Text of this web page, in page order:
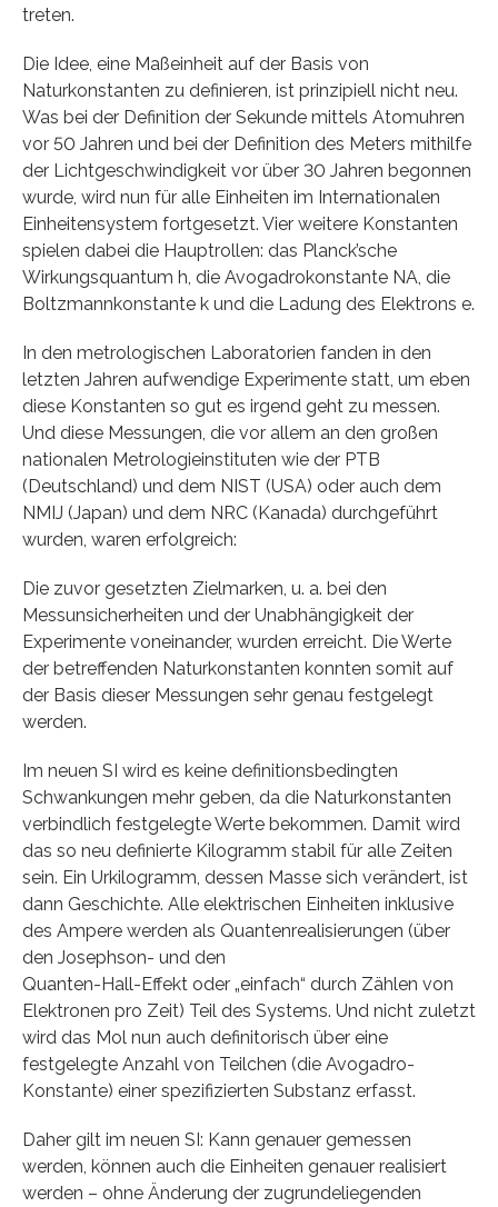
treten.
Die Idee, eine Maßeinheit auf der Basis von
Naturkonstanten zu definieren, ist prinzipiell nicht neu.
Was bei der Definition der Sekunde mittels Atomuhren
vor 50 Jahren und bei der Definition des Meters mithilfe
der Lichtgeschwindigkeit vor über 30 Jahren begonnen
wurde, wird nun für alle Einheiten im Internationalen
Einheitensystem fortgesetzt. Vier weitere Konstanten
spielen dabei die Hauptrollen: das Planck’sche
Wirkungsquantum h, die Avogadrokonstante NA, die
Boltzmannkonstante k und die Ladung des Elektrons e.
In den metrologischen Laboratorien fanden in den
letzten Jahren aufwendige Experimente statt, um eben
diese Konstanten so gut es irgend geht zu messen.
Und diese Messungen, die vor allem an den großen
nationalen Metrologieinstituten wie der PTB
(Deutschland) und dem NIST (USA) oder auch dem
NMIJ (Japan) und dem NRC (Kanada) durchgeführt
wurden, waren erfolgreich:
Die zuvor gesetzten Zielmarken, u. a. bei den
Messunsicherheiten und der Unabhängigkeit der
Experimente voneinander, wurden erreicht. Die Werte
der betreffenden Naturkonstanten konnten somit auf
der Basis dieser Messungen sehr genau festgelegt
werden.
Im neuen SI wird es keine definitionsbedingten
Schwankungen mehr geben, da die Naturkonstanten
verbindlich festgelegte Werte bekommen. Damit wird
das so neu definierte Kilogramm stabil für alle Zeiten
sein. Ein Urkilogramm, dessen Masse sich verändert, ist
dann Geschichte. Alle elektrischen Einheiten inklusive
des Ampere werden als Quantenrealisierungen (über
den Josephson- und den
Quanten-Hall-Effekt oder „einfach“ durch Zählen von
Elektronen pro Zeit) Teil des Systems. Und nicht zuletzt
wird das Mol nun auch definitorisch über eine
festgelegte Anzahl von Teilchen (die Avogadro-
Konstante) einer spezifizierten Substanz erfasst.
Daher gilt im neuen SI: Kann genauer gemessen
werden, können auch die Einheiten genauer realisiert
werden – ohne Änderung der zugrundeliegenden